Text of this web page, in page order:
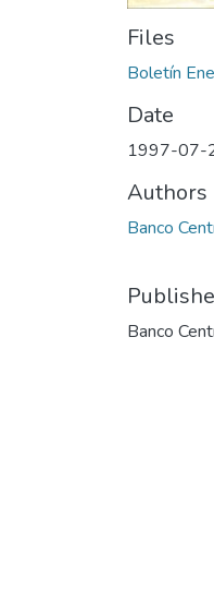
Files
Boletín
Date
1997-07-
Authors
Banco
Banco